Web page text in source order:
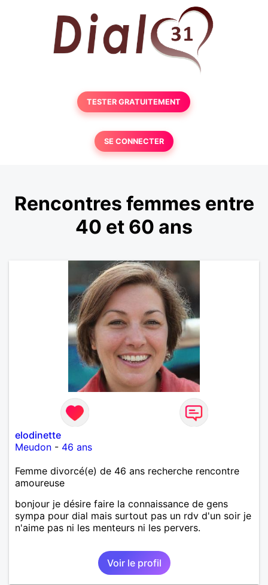
TESTER GRATUITEMENT
SE CONNECTER
Rencontres femmes entre
40 et 60 ans
elodinette
Meudon - 46 ans
Femme divorcé(e) de 46 ans recherche rencontre
amoureuse
bonjour je désire faire la connaissance de gens
sympa pour dial mais surtout pas un rdv d'un soir je
n'aime pas ni les menteurs ni les pervers.
Voir le profil